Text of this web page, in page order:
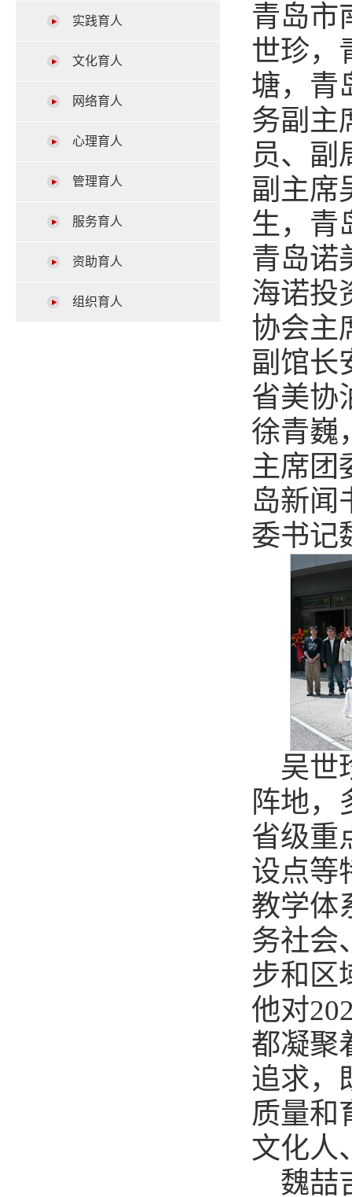
实践育人
文化育人
网络育人
心理育人
管理育人
服务育人
资助育人
组织育人
青岛市
世珍，
塘，青
务副主
员、副
副主席
生，青
青岛诺
海诺投
协会主
副馆长
省美协
徐青巍
主席团
岛新闻
委书记
吴世
阵地，
省级重
设点等
教学体
务社会
步和区
他对
都凝聚
追求，
质量和
文化人
魏喆